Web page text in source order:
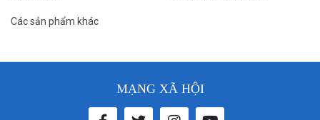
Các sản phẩm khác
MẠNG XÃ HỘI